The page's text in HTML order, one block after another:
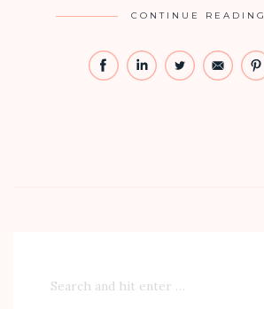
CONTINUE READING